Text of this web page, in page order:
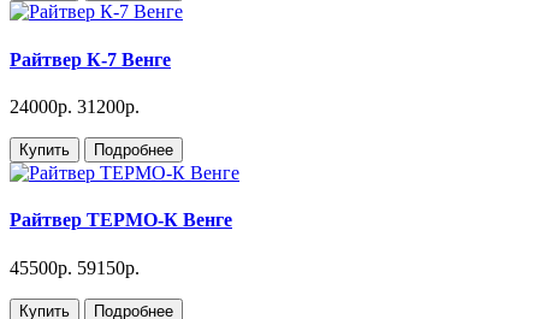
Райтвер К-7 Венге
24000р. 31200р.
Купить Подробнее
Райтвер ТЕРМО-К Венге
45500р. 59150р.
Купить Подробнее